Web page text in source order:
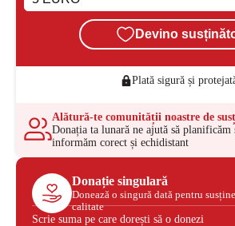
Devino
Plată sigură și
Alătură-te comunității noastre de
Donația ta lunară ne ajută să planificăm
informăm corect și echidistant
Donație singulară
Donează o singură dată pentru
calitate
Scrie suma pe care dorești să o donezi